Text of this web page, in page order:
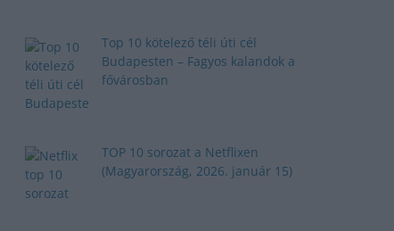
Top 10 kötelező téli úti cél
Budapesten – Fagyos kalandok a
fővárosban
TOP 10 sorozat a Netflixen
(Magyarország, 2026. január 15)